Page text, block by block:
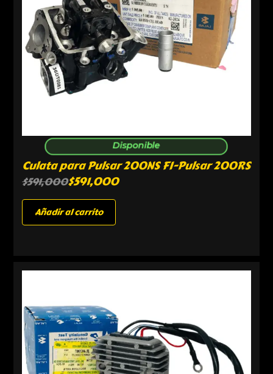
Disponible
Culata para Pulsar 200NS FI-Pulsar 200RS
$591,000$591,000
Añadir al carrito